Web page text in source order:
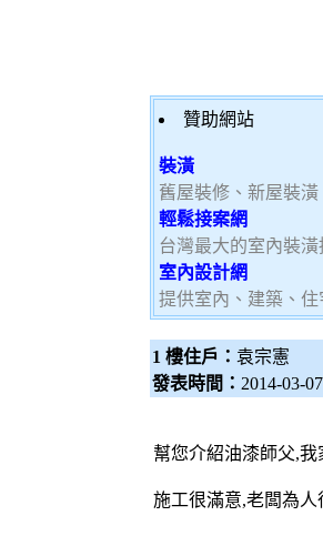
贊助網站
裝潢
舊屋裝修、新屋裝
輕鬆接案網
台灣最大的室內裝
室內設計網
提供室內、建築、
1 樓住戶： 袁宗憲
發表時間： 2014-03-07
幫您介紹油漆師父,我
施工很滿意,老闆為